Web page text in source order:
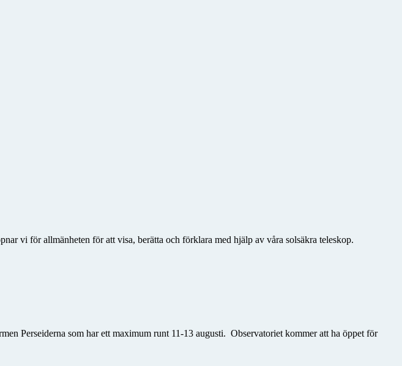
vi för allmänheten för att visa, berätta och förklara med hjälp av våra solsäkra teleskop.
Perseiderna som har ett maximum runt 11-13 augusti. Observatoriet kommer att ha öppet för